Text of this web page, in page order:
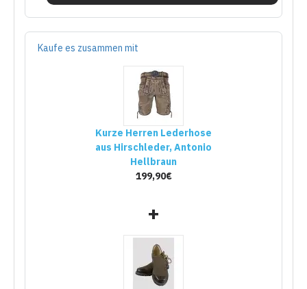
Kaufe es zusammen mit
Kurze Herren Lederhose
aus Hirschleder, Antonio
Hellbraun
199,90€
+